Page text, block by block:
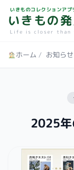
いきものコレクションア
いきもの
Life is closer than
ホーム / お知らせ
2025年